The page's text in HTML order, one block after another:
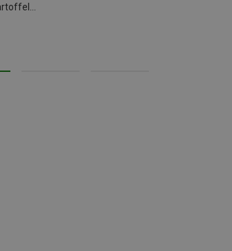
Kinder Schwedische Hackbällchen mit Kartoffelbrei